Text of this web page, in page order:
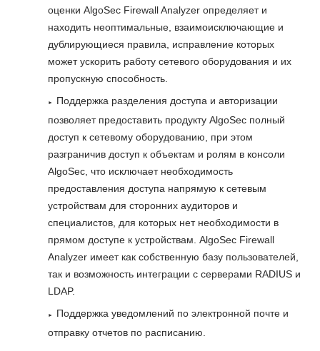
оценки AlgoSec Firewall Analyzer определяет и
находить неоптимальные, взаимоисключающие и
дублирующиеся правила, исправление которых
может ускорить работу сетевого оборудования и их
пропускную способность.
Поддержка разделения доступа и авторизации
позволяет предоставить продукту AlgoSec полный
доступ к сетевому оборудованию, при этом
разграничив доступ к объектам и ролям в консоли
AlgoSec, что исключает необходимость
предоставления доступа напрямую к сетевым
устройствам для сторонних аудиторов и
специалистов, для которых нет необходимости в
прямом доступе к устройствам. AlgoSec Firewall
Analyzer имеет как собственную базу пользователей,
так и возможность интеграции с серверами RADIUS и
LDAP.
Поддержка уведомлений по электронной почте и
отправку отчетов по расписанию.